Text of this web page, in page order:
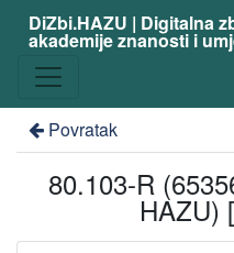
DiZbi.HAZU | Digitalna
akademije znanosti i
Povratak
80.103-R
HAZU)